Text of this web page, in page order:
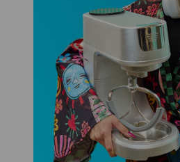
Niceboy ONE Ultra
Hlídá ti zdraví,
k tomu platí.